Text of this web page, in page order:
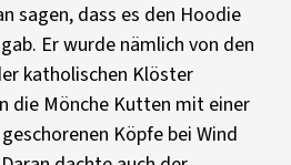
sagen, dass es den Hoodie
Er wurde nämlich von den
katholischen Klöster
die Mönche Kutten mit einer
Köpfe bei Wind